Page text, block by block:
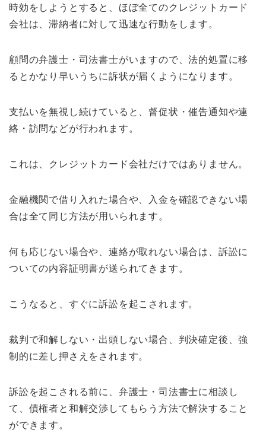
時効をしようとすると、ほぼ全てのクレジットカード
会社は、滞納者に対して迅速な行動をします。
顧問の弁護士・司法書士がいますので、法的処置に移
るとかなり早いうちに訴状が届くようになります。
支払いを無視し続けていると、督促状・催告通知や連
絡・訪問などが行われます。
これは、クレジットカード会社だけではありません。
金融機関で借り入れた場合や、入金を確認できない場
合は全て同じ方法が用いられます。
何も応じない場合や、連絡が取れない場合は、訴訟に
ついての内容証明書が送られてきます。
こうなると、すぐに訴訟を起こされます。
裁判で和解しない・出頭しない場合、判決確定後、強
制的に差し押さえをされます。
訴訟を起こされる前に、弁護士・司法書士に相談し
て、債権者と和解交渉してもらう方法で解決すること
ができます。